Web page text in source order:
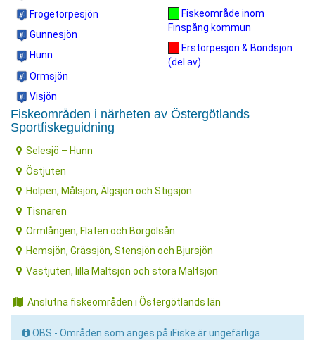
Frogetorpesjön
Gunnesjön
Hunn
Ormsjön
Visjön
Fiskeområde inom
Finspång kommun
Erstorpesjön & Bondsjön
(del av)
Fiskeområden i närheten av Östergötlands
Sportfiskeguidning
Selesjö – Hunn
Östjuten
Holpen, Målsjön, Älgsjön och Stigsjön
Tisnaren
Ormlången, Flaten och Börgölsån
Hemsjön, Grässjön, Stensjön och Bjursjön
Västjuten, lilla Maltsjön och stora Maltsjön
Anslutna fiskeområden i Östergötlands län
OBS - Områden som anges på iFiske är ungefärliga